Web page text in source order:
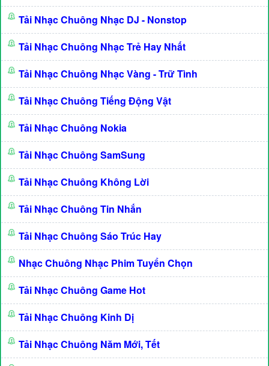
Tải Nhạc Chuông Nhạc DJ - Nonstop
Tải Nhạc Chuông Nhạc Trẻ Hay Nhất
Tải Nhạc Chuông Nhạc Vàng - Trữ Tình
Tải Nhạc Chuông Tiếng Động Vật
Tải Nhạc Chuông Nokia
Tải Nhạc Chuông SamSung
Tải Nhạc Chuông Không Lời
Tải Nhạc Chuông Tin Nhắn
Tải Nhạc Chuông Sáo Trúc Hay
Nhạc Chuông Nhạc Phim Tuyển Chọn
Tải Nhạc Chuông Game Hot
Tải Nhạc Chuông Kinh Dị
Tải Nhạc Chuông Năm Mới, Tết